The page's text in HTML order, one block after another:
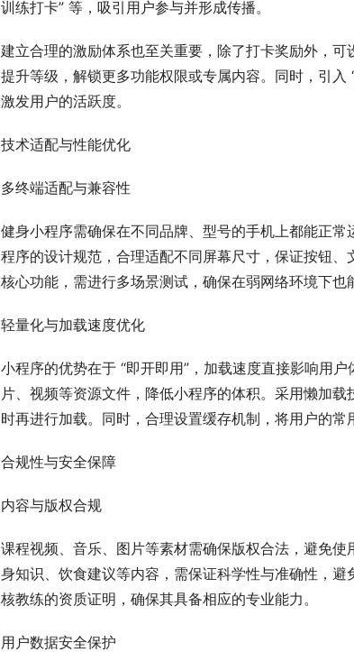
训练打卡” 等，吸引用户参与并形成传播。
建立合理的激励体系也至关重要，除了打卡奖励外，
提升等级，解锁更多功能权限或专属内容。同时，引
激发用户的活跃度。
技术适配与性能优化
多终端适配与兼容性
健身小程序需确保在不同品牌、型号的手机上都能正
程序的设计规范，合理适配不同屏幕尺寸，保证按钮
核心功能，需进行多场景测试，确保在弱网络环境下也
轻量化与加载速度优化
小程序的优势在于 “即开即用”，加载速度直接影响用
片、视频等资源文件，降低小程序的体积。采用懒加
时再进行加载。同时，合理设置缓存机制，将用户的
合规性与安全保障
内容与版权合规
课程视频、音乐、图片等素材需确保版权合法，避免
身知识、饮食建议等内容，需保证科学性与准确性，
核教练的资质证明，确保其具备相应的专业能力。
用户数据安全保护